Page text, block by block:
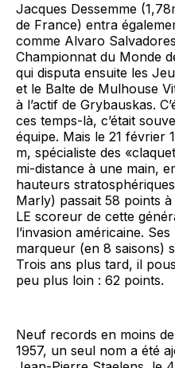
Jacques Dessemme
de France) entra
comme Alva­ro
Championnat du Monde
qui disputa ensuite les
et le Balte de Mulhouse
à l’actif de Grybauskas.
ces temps-là, c’était
équipe. Mais le 21 février
m, spécialiste des
mi-distance à une main,
hauteurs
Marly) passait 58 points
LE scoreur de cette
l’invasion américaine.
marqueur (en 8 saisons)
Trois ans plus tard, il
peu plus loin : 62 points.
Neuf records en moins
1957, un seul nom a été